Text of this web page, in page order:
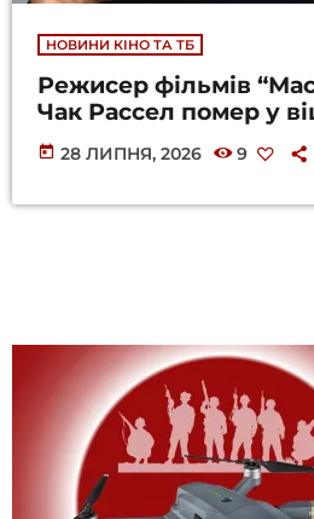
НОВИНИ КІНО ТА ТБ
Режисер фільмів
Чак Рассел помер у
today 28 ЛИПНЯ, 2026 9